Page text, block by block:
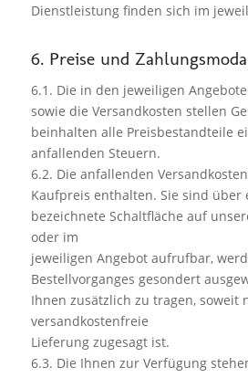
Dienstleistung finden sich im
6. Preise und
6.1. Die in den jeweiligen
sowie die Versandkosten stellen
beinhalten alle Preisbestandteile
anfallenden Steuern.
6.2. Die anfallenden
Kaufpreis enthalten. Sie sind über
bezeichnete Schaltfläche auf
oder im
jeweiligen Angebot aufrufbar,
Bestellvorganges gesondert
Ihnen zusätzlich zu tragen, soweit
versandkostenfreie
Lieferung zugesagt ist.
6.3. Die Ihnen zur Verfügung